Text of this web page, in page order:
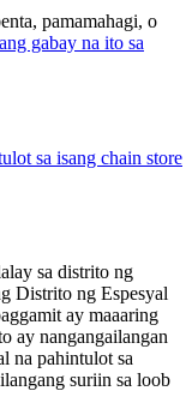
pamamahagi, o
ang gabay na ito sa
sa isang chain store
sa distrito ng
Distrito ng Espesyal
ay maaaring
ay nangangailangan
na pahintulot sa
suriin sa loob